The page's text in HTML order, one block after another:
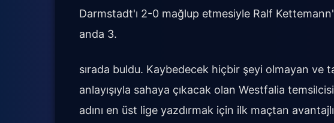
Darmstadt'ı 2-0 mağlup etmesiyle Ralf
anda 3.
sırada buldu. Kaybedecek hiçbir şeyi olmayan ve
anlayışıyla sahaya çıkacak olan Westfalia
adını en üst lige yazdırmak için ilk maçtan